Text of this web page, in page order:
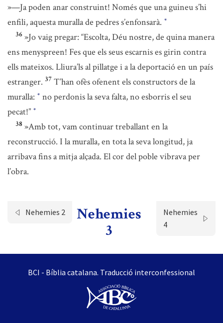
»—Ja poden anar construint! Només que una guineu s’hi
enfili, aquesta muralla de pedres s’enfonsarà. *
36 »Jo vaig pregar: “Escolta, Déu nostre, de quina manera
ens menyspreen! Fes que els seus escarnis es girin contra
ells mateixos. Lliura’ls al pillatge i a la deportació en un país
estranger. 37 T’han ofès ofenent els constructors de la
muralla: * no perdonis la seva falta, no esborris el seu
pecat!” *
38 »Amb tot, vam continuar treballant en la
reconstrucció. I la muralla, en tota la seva longitud, ja
arribava fins a mitja alçada. El cor del poble vibrava per
l’obra.
Nehemies 2
Nehemies
3
Nehemies
4
BCI - Bíblia catalana. Traducció interconfessional